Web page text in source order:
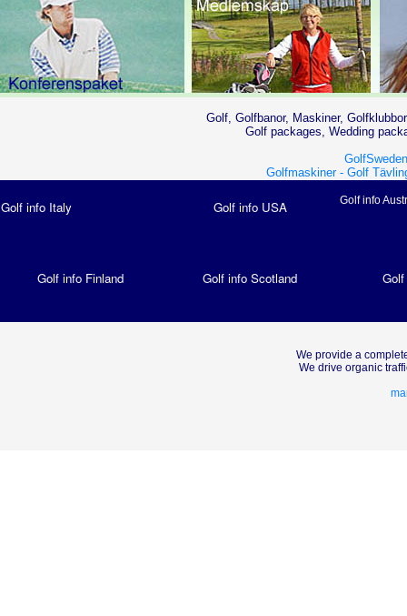
Golf, Golfbanor, Maskiner,
Golf packages, Wedding
Golfmaskiner - Golf
Golf info Italy Golf info USA Golf info
Golf info Finland Golf info Scotland
We provide a
We drive organic